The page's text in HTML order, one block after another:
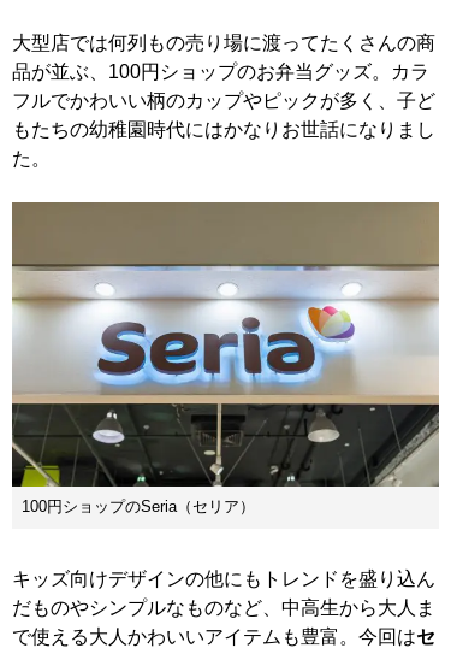
大型店では何列もの売り場に渡ってたくさんの商
品が並ぶ、100円ショップのお弁当グッズ。カラ
フルでかわいい柄のカップやピックが多く、子ど
もたちの幼稚園時代にはかなりお世話になりまし
た。
100円ショップのSeria（セリア）
キッズ向けデザインの他にもトレンドを盛り込ん
だものやシンプルなものなど、中高生から大人ま
で使える大人かわいいアイテムも豊富。今回はセ